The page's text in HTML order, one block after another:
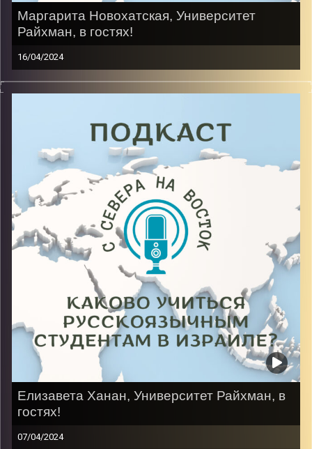
Маргарита Новохатская, Университет
Райхман, в гостях!
16/04/2024
Переехать в Израиль, будучи подростком не так
просто: новый язык, менталитет, культура и новые
Израиле почти 8 лет, учиться на иврите на
факультете психологии и бизнеса 3 год.
Image Credits:AudioVersity
Елизавета Ханан, Университет Райхман, в
гостях!
07/04/2024